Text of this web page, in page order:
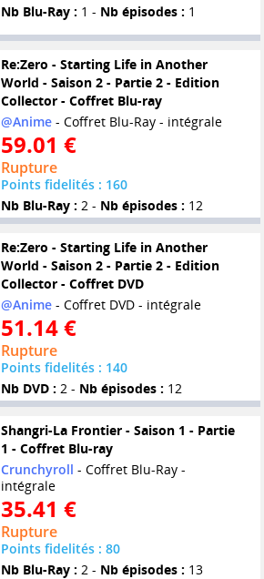
Nb Blu-Ray : 1 - Nb épisodes : 1
Re:Zero - Starting Life in Another
World - Saison 2 - Partie 2 - Edition
Collector - Coffret Blu-ray
@Anime- Coffret Blu-Ray - intégrale
59.01 €
Rupture
Points fidelités : 160
Nb Blu-Ray : 2 - Nb épisodes : 12
Re:Zero - Starting Life in Another
World - Saison 2 - Partie 2 - Edition
Collector - Coffret DVD
@Anime- Coffret DVD - intégrale
51.14 €
Rupture
Points fidelités : 140
Nb DVD : 2 - Nb épisodes : 12
Shangri-La Frontier - Saison 1 - Partie
1 - Coffret Blu-ray
Crunchyroll - Coffret Blu-Ray -
intégrale
35.41 €
Rupture
Points fidelités : 80
Nb Blu-Ray : 2 - Nb épisodes : 13